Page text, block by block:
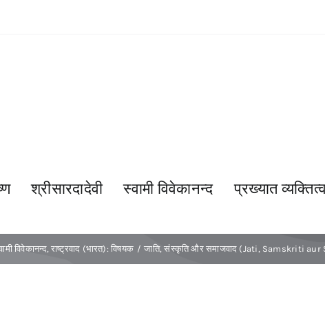
श्रीसारदादेवी स्वामी विवेकानन्द प्रख्यात
विवेकानन्द राष्ट्रवाद (भारत): विषयक जाति, संस्कृति और समाजवाद (Jati, Samskriti